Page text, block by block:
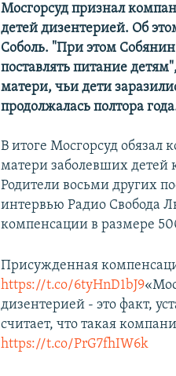
Мосгорсуд признал
детей дизентерией. Об
Соболь. "При этом
поставлять питание
матери, чьи дети
продолжалась полтора
В итоге Мосгорсуд
матери заболевших детей
Родители восьми других
интервью Радио Свобода
компенсации в размере
Присужденная
https://t.co/6tyHnD1bJ9
дизентерией - это факт,
считает, что такая
https://t.co/PrG7fhIW6k